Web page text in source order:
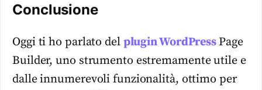
Conclusione
Oggi ti ho parlato del plugin WordPressPage
Builder, uno strumento estremamente utile e
dalle innumerevoli funzionalità, ottimo per